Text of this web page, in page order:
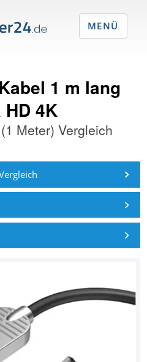
1 m lang
4K
Meter) Vergleich
MENÜ